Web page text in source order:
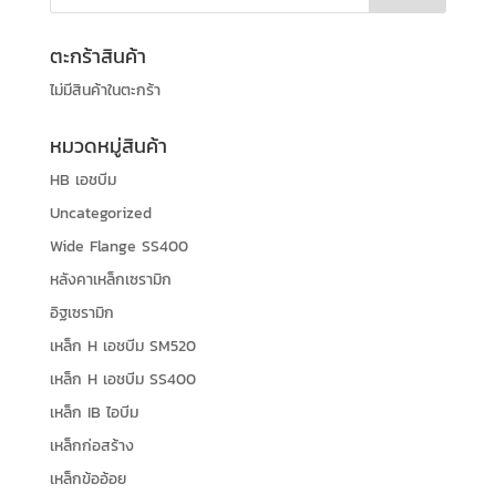
ตะกร้าสินค้า
ไม่มีสินค้าในตะกร้า
หมวดหมู่สินค้า
HB เอชบีม
Uncategorized
Wide Flange SS400
หลังคาเหล็กเซรามิก
อิฐเซรามิก
เหล็ก H เอชบีม SM520
เหล็ก H เอชบีม SS400
เหล็ก IB ไอบีม
เหล็กก่อสร้าง
เหล็กข้ออ้อย